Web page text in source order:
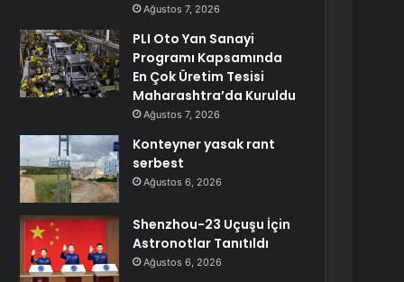
Ağustos 7, 2026
PLI Oto Yan Sanayi
Programı Kapsamında
En Çok Üretim Tesisi
Maharashtra’da Kuruldu
Ağustos 7, 2026
Konteyner yasak rant
serbest
Ağustos 6, 2026
Shenzhou-23 Uçuşu İçin
Astronotlar Tanıtıldı
Ağustos 6, 2026